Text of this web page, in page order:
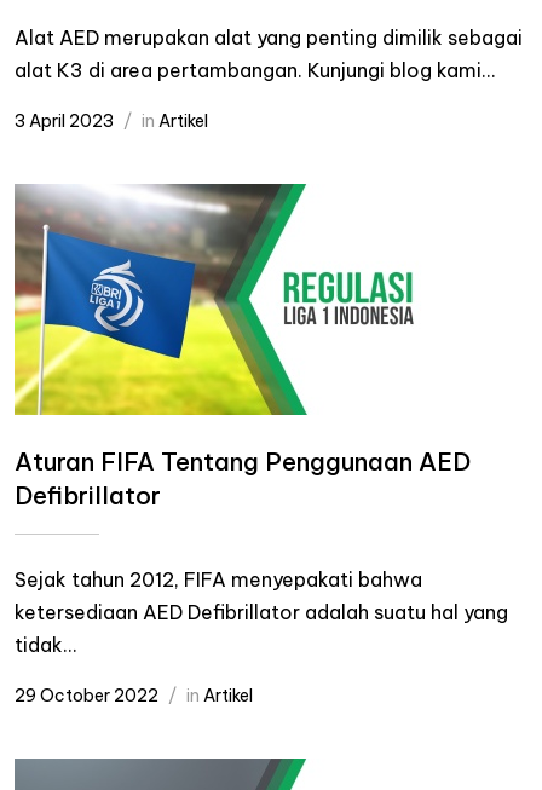
Alat AED merupakan alat yang penting dimilik sebagai
alat K3 di area pertambangan. Kunjungi blog kami...
3 April 2023 in Artikel
Aturan FIFA Tentang Penggunaan AED
Defibrillator
Sejak tahun 2012, FIFA menyepakati bahwa
ketersediaan AED Defibrillator adalah suatu hal yang
tidak...
29 October 2022 in Artikel